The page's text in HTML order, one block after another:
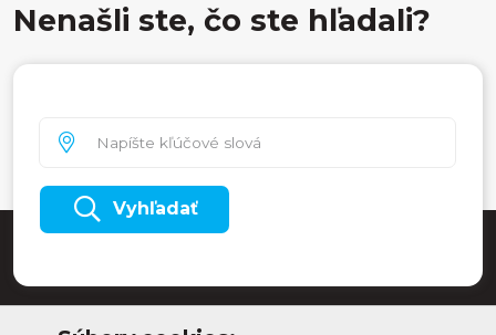
Nenašli ste, čo ste hľadali?
Vyhľadať